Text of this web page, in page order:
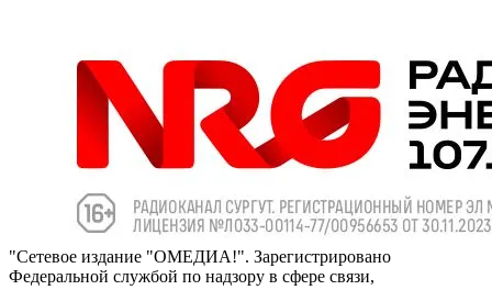
"Сетевое издание "ОМЕДИА!". Зарегистрировано
Федеральной службой по надзору в сфере связи,